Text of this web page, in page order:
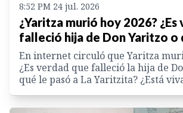
8:52 PM 24 jul. 2026
¿Yaritza murió hoy 2026? ¿Es
falleció hija de Don Yaritzo o
En internet circuló que Yaritza
¿Es verdad que falleció la hija de
qué le pasó a La Yaritzita? ¿Está